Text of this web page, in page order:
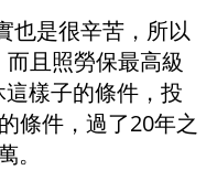
也是很辛苦，所以
且照勞保最高級
樣子的條件，投
條件，過了20年之
。